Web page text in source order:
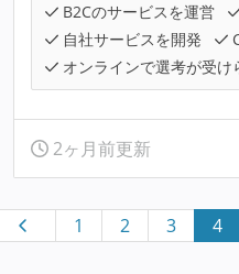
B2Cのサービスを運営
自社サービスを開発
オンラインで選考が受け
2ヶ月前更新
1 2 3 4